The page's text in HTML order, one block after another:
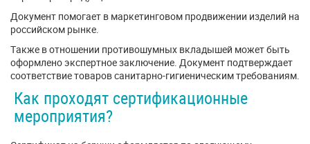
Документ помогает в маркетинговом продвижении изделий на
российском рынке.
Также в отношении противошумных вкладышей может быть
оформлено экспертное заключение. Документ подтверждает
соответствие товаров санитарно-гигиеническим требованиям.
Как проходят сертификационные
мероприятия?